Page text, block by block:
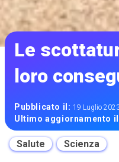
Le
loro
Pubblicato il:19 Luglio
Ultimo aggiornamento
Salute Scienza